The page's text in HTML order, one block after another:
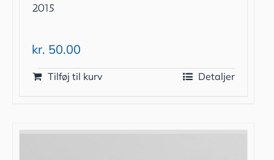
2015
kr. 50.00
Tilføj til kurv Detaljer